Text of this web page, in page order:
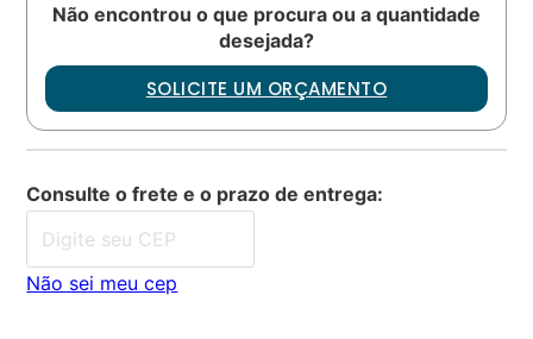
Não encontrou o que procura ou a quantidade
desejada?
SOLICITE UM ORÇAMENTO
Consulte o frete e o prazo de entrega:
Não sei meu cep